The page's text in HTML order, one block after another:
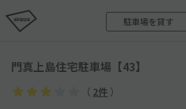
駐車場を貸す
門真上島住宅駐車場【43】
（ 2件 ）